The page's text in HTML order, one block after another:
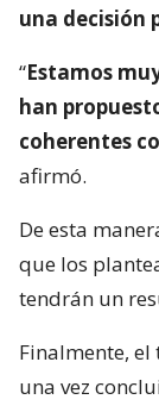
una decisión
“Estamos
han
coherentes
afirmó.
De esta
que los
tendrán un
Finalmente,
una vez